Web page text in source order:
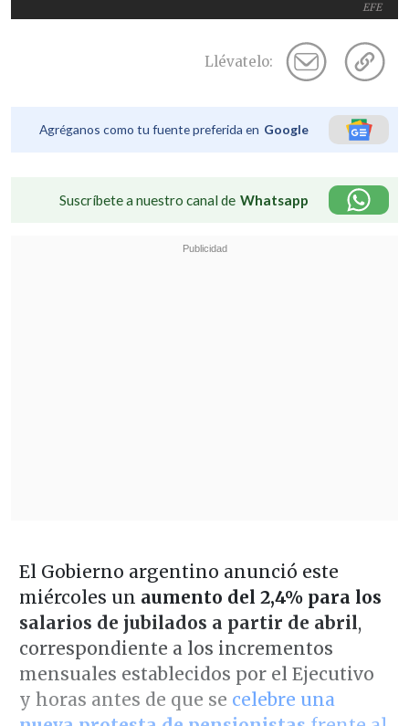
EFE
Llévatelo:
Agréganos como tu fuente preferida en Google
Suscríbete a nuestro canal de Whatsapp
El Gobierno argentino anunció este
miércoles un aumento del 2,4% para los
salarios de jubilados a partir de abril,
correspondiente a los incrementos
mensuales establecidos por el Ejecutivo
y horas antes de que se celebre una